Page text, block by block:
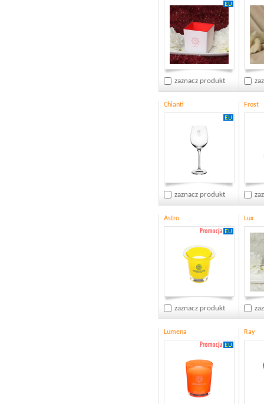
zaznacz produkt
Chianti
zaznacz produkt
Frost
Astro
zaznacz produkt
Lux
Lumena Ray